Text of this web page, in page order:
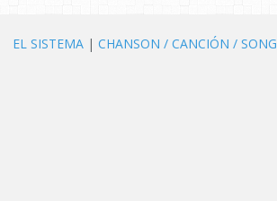
EL SISTEMA| CHANSON / CANCIÓN / SONG